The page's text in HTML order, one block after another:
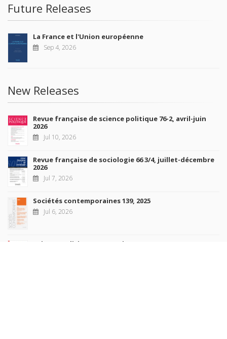
Future Releases
La France et l'Union européenne
Sep 4, 2026
New Releases
Revue française de science politique 76-2, avril-juin
2026
Jul 10, 2026
Revue française de sociologie 66 3/4, juillet-décembre
2026
Jul 7, 2026
Sociétés contemporaines 139, 2025
Jul 6, 2026
Raisons politiques 102, mai 2026